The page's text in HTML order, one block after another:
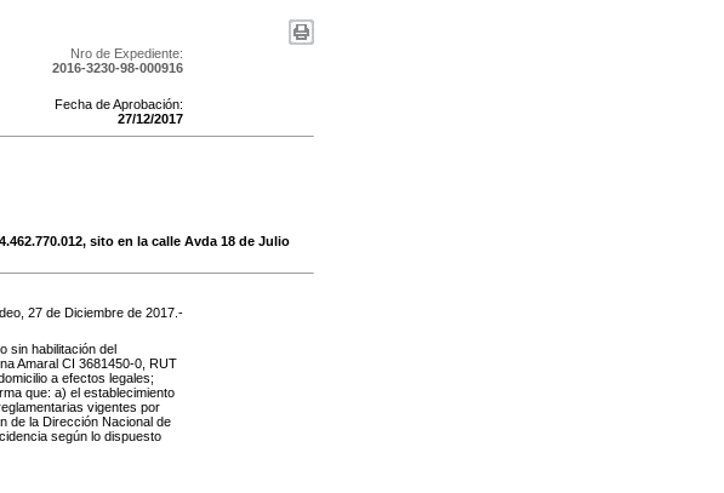
Nro de Expediente:
2016-3230-98-000916
Fecha de Aprobación:
27/12/2017
sito en la calle Avda 18 de Julio
27 de Diciembre de 2017 .-
sin habilitación del
Amaral CI 3681450-0, RUT
a efectos legales;
que: a) el establecimiento
vigentes por
de la Dirección Nacional de
según lo dispuesto